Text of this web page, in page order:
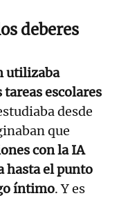
deberes
utilizaba
tareas escolares
desde
que
con la IA
hasta el punto
íntimo. Y es